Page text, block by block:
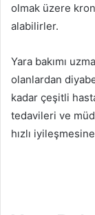
olmak üzere
alabilirler.
Yara bakımı
olanlardan
kadar çeşitli
tedavileri ve
hızlı